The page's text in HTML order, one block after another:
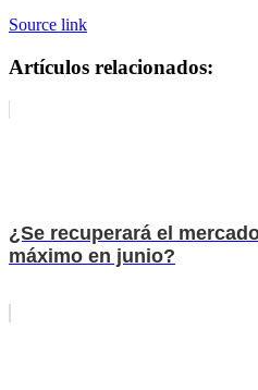
Source link
Artículos relacionados:
¿Se recuperará el
máximo en junio?